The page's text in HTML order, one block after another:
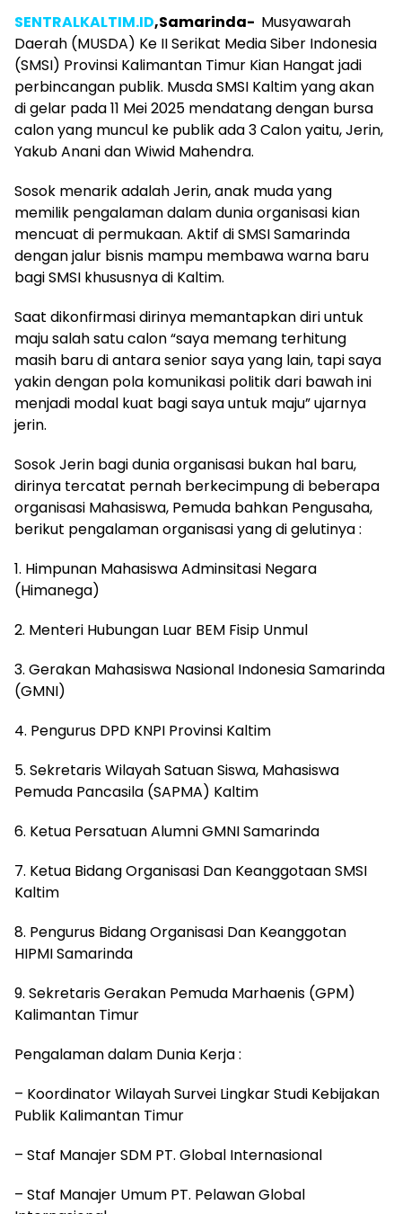
SENTRALKALTIM.ID,Samarinda- Musyawarah
Daerah (MUSDA) Ke II Serikat Media Siber Indonesia
(SMSI) Provinsi Kalimantan Timur Kian Hangat jadi
perbincangan publik. Musda SMSI Kaltim yang akan
di gelar pada 11 Mei 2025 mendatang dengan bursa
calon yang muncul ke publik ada 3 Calon yaitu, Jerin,
Yakub Anani dan Wiwid Mahendra.
Sosok menarik adalah Jerin, anak muda yang
memilik pengalaman dalam dunia organisasi kian
mencuat di permukaan. Aktif di SMSI Samarinda
dengan jalur bisnis mampu membawa warna baru
bagi SMSI khususnya di Kaltim.
Saat dikonfirmasi dirinya memantapkan diri untuk
maju salah satu calon “saya memang terhitung
masih baru di antara senior saya yang lain, tapi saya
yakin dengan pola komunikasi politik dari bawah ini
menjadi modal kuat bagi saya untuk maju” ujarnya
jerin.
Sosok Jerin bagi dunia organisasi bukan hal baru,
dirinya tercatat pernah berkecimpung di beberapa
organisasi Mahasiswa, Pemuda bahkan Pengusaha,
berikut pengalaman organisasi yang di gelutinya :
1. Himpunan Mahasiswa Adminsitasi Negara
(Himanega)
2. Menteri Hubungan Luar BEM Fisip Unmul
3. Gerakan Mahasiswa Nasional Indonesia Samarinda
(GMNI)
4. Pengurus DPD KNPI Provinsi Kaltim
5. Sekretaris Wilayah Satuan Siswa, Mahasiswa
Pemuda Pancasila (SAPMA) Kaltim
6. Ketua Persatuan Alumni GMNI Samarinda
7. Ketua Bidang Organisasi Dan Keanggotaan SMSI
Kaltim
8. Pengurus Bidang Organisasi Dan Keanggotan
HIPMI Samarinda
9. Sekretaris Gerakan Pemuda Marhaenis (GPM)
Kalimantan Timur
Pengalaman dalam Dunia Kerja :
– Koordinator Wilayah Survei Lingkar Studi Kebijakan
Publik Kalimantan Timur
– Staf Manajer SDM PT. Global Internasional
– Staf Manajer Umum PT. Pelawan Global